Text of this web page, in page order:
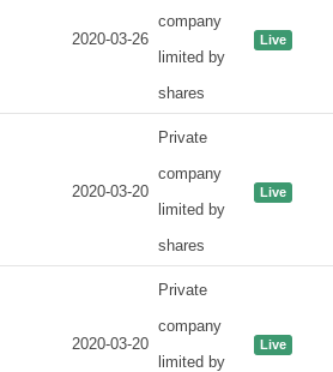
2020-03-26
company
limited by
shares
Live
2020-03-20
Private
company
limited by
shares
Live
2020-03-20
Private
company
limited by
Live